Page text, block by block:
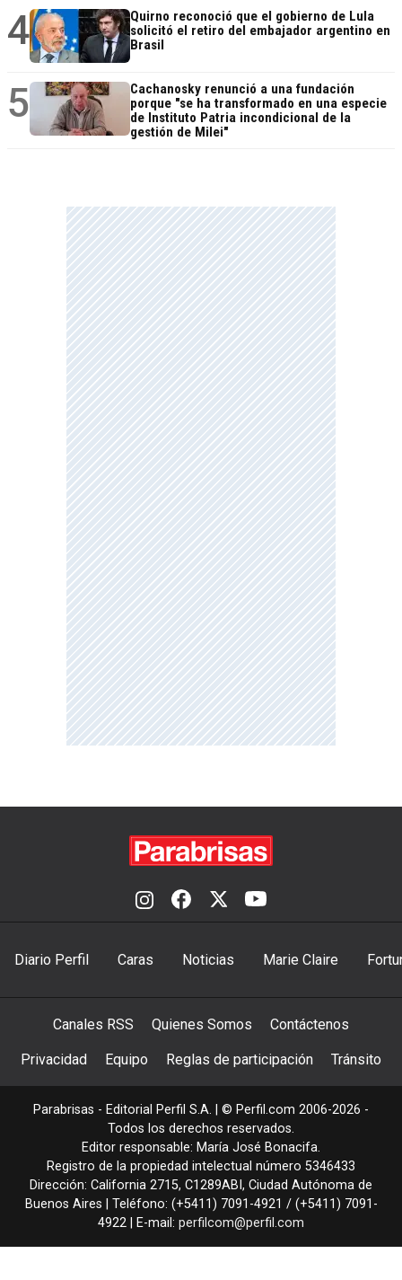
4
Quirno reconoció que el gobierno de Lula
solicitó el retiro del embajador argentino en
Brasil
5
Cachanosky renunció a una fundación
porque "se ha transformado en una especie
de Instituto Patria incondicional de la
gestión de Milei"
Diario Perfil Caras Noticias Marie Claire
Canales RSS Quienes Somos Contáctenos
Privacidad Equipo Reglas de participación Tránsito
Parabrisas - Editorial Perfil S.A. | © Perfil.com 2006-2026 -
Todos los derechos reservados.
Editor responsable: María José Bonacifa.
Registro de la propiedad intelectual número 5346433
Dirección: California 2715, C1289ABI , Ciudad Autónoma de
Buenos Aires | Teléfono: (+5411) 7091-4921 / (+5411) 7091-
4922 | E-mail: perfilcom@perfil.com